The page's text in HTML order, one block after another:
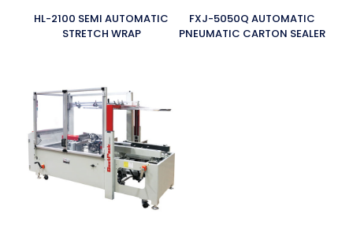
HL-2100 SEMI AUTOMATIC
STRETCH WRAP
FXJ-5050Q AUTOMATIC
PNEUMATIC CARTON SEALER